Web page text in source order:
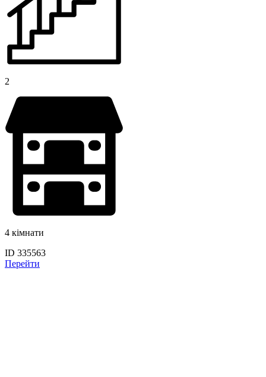
2
4 кімнати
ID 335563
Перейти